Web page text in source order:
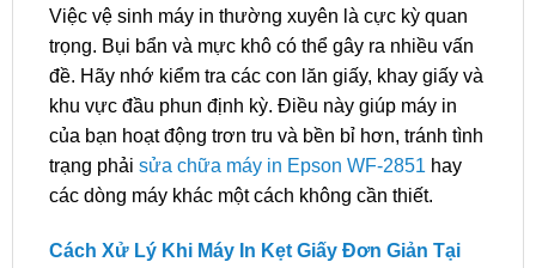
Việc vệ sinh máy in thường xuyên là cực kỳ quan
trọng. Bụi bẩn và mực khô có thể gây ra nhiều vấn
đề. Hãy nhớ kiểm tra các con lăn giấy, khay giấy và
khu vực đầu phun định kỳ. Điều này giúp máy in
của bạn hoạt động trơn tru và bền bỉ hơn, tránh tình
trạng phải sửa chữa máy in Epson WF-2851 hay
các dòng máy khác một cách không cần thiết.
Cách Xử Lý Khi Máy In Kẹt Giấy Đơn Giản Tại